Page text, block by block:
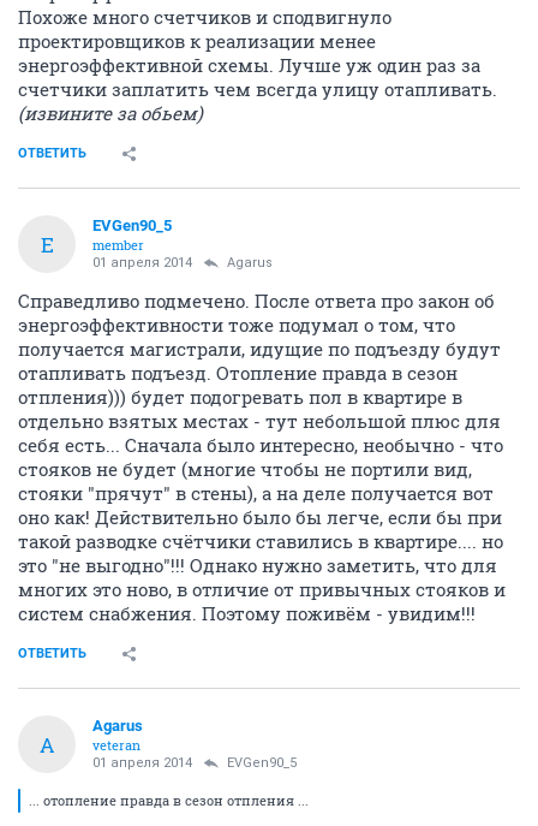
Похоже много счетчиков и сподвигнуло
проектировщиков к реализации менее
энергоэффективной схемы. Лучше уж один раз за
счетчики заплатить чем всегда улицу отапливать.
(извините за обьем)
ОТВЕТИТЬ
E
EVGen90_5
member
01 апреля 2014 Agarus
Справедливо подмечено. После ответа про закон об
энергоэффективности тоже подумал о том, что
получается магистрали, идущие по подъезду будут
отапливать подъезд. Отопление правда в сезон
отпления))) будет подогревать пол в квартире в
отдельно взятых местах - тут небольшой плюс для
себя есть... Сначала было интересно, необычно - что
стояков не будет (многие чтобы не портили вид,
стояки "прячут" в стены), а на деле получается вот
оно как! Действительно было бы легче, если бы при
такой разводке счётчики ставились в квартире.... но
это "не выгодно"!!! Однако нужно заметить, что для
многих это ново, в отличие от привычных стояков и
систем снабжения. Поэтому поживём - увидим!!!
ОТВЕТИТЬ
A
Agarus
veteran
01 апреля 2014 EVGen90_5
... отопление правда в сезон отпления ...